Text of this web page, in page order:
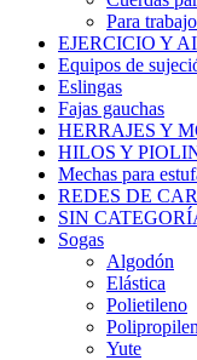
Para
EJERCICIO Y
Equipos de
Eslingas
Fajas gauchas
HERRAJES Y
HILOS Y
Mechas para
REDES DE
SIN
Sogas
Algodón
Elástica
Polietileno
Yute